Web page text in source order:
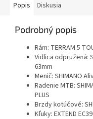
Popis Diskusia
Podrobný popis
Rám: TERRAM 5
Vidlica odpružená:
63mm
Menič: SHIMANO
Radenie MTB:
PLUS
Brzdy kotúčové:
Kľuky: EXTEND